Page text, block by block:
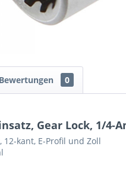
Bewertungen 0
Gear Lock, 1/4-
kant, E-Profil und Zoll